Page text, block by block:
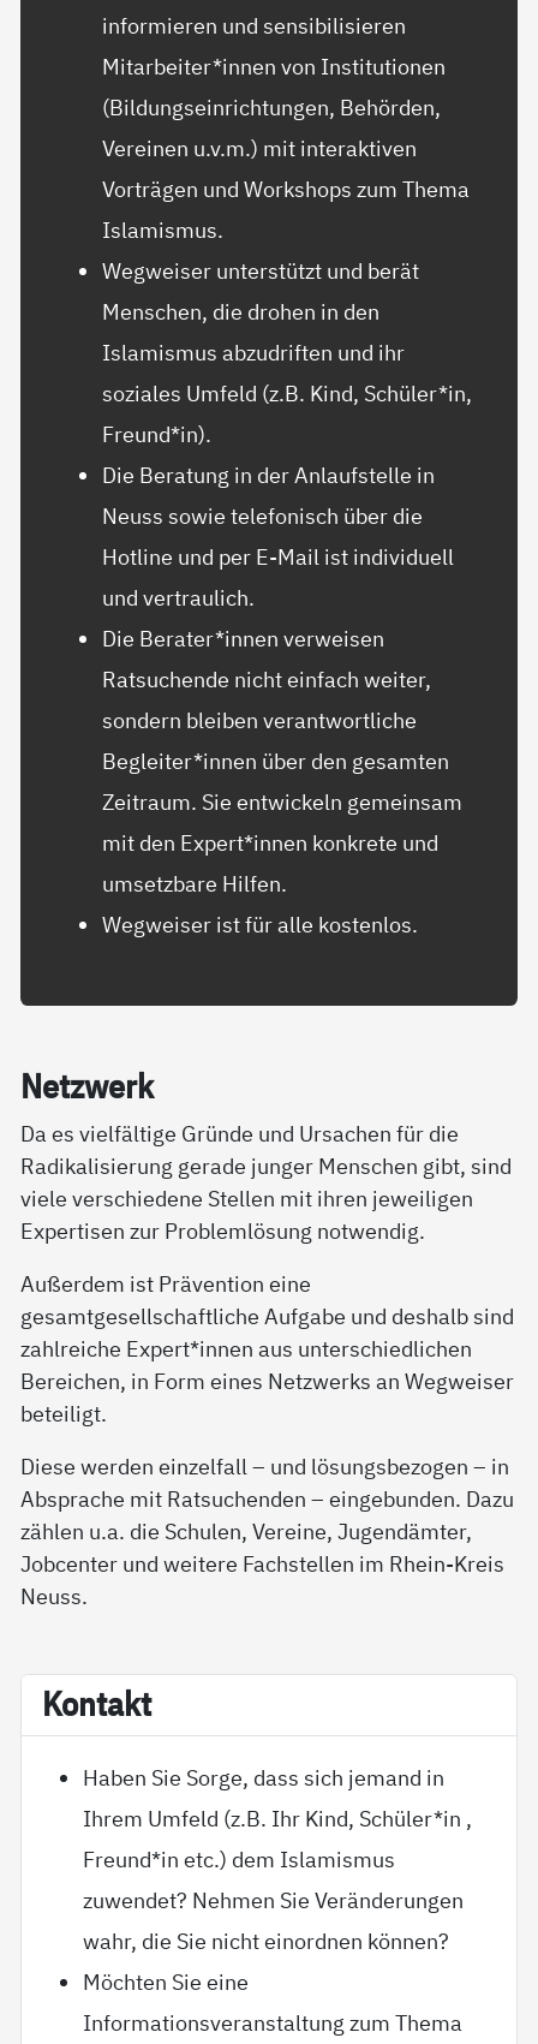
informieren und sensibilisieren
Mitarbeiter*innen von Institutionen
(Bildungseinrichtungen, Behörden,
Vereinen u.v.m.) mit interaktiven
Vorträgen und Workshops zum Thema
Islamismus.
Wegweiser unterstützt und berät
Menschen, die drohen in den
Islamismus abzudriften und ihr
soziales Umfeld (z.B. Kind, Schüler*in,
Freund*in).
Die Beratung in der Anlaufstelle in
Neuss sowie telefonisch über die
Hotline und per E-Mail ist individuell
und vertraulich.
Die Berater*innen verweisen
Ratsuchende nicht einfach weiter,
sondern bleiben verantwortliche
Begleiter*innen über den gesamten
Zeitraum. Sie entwickeln gemeinsam
mit den Expert*innen konkrete und
umsetzbare Hilfen.
Wegweiser ist für alle kostenlos.
Net­z­­werk
Da es vielfältige Gründe und Ursachen für die
Radikalisierung gerade junger Menschen gibt, sind
viele verschiedene Stellen mit ihren jeweiligen
Expertisen zur Problemlösung notwendig.
Außerdem ist Prävention eine
gesamtgesellschaftliche Aufgabe und deshalb sind
zahlreiche Expert*innen aus unterschiedlichen
Bereichen, in Form eines Netzwerks an Wegweiser
beteiligt.
Diese werden einzelfall – und lösungsbezogen – in
Absprache mit Ratsuchenden – eingebunden. Dazu
zählen u.a. die Schulen, Vereine, Jugendämter,
Jobcenter und weitere Fachstellen im Rhein-Kreis
Neuss.
Kon­takt
Haben Sie Sorge, dass sich jemand in
Ihrem Umfeld (z.B. Ihr Kind, Schüler*in ,
Freund*in etc.) dem Islamismus
zuwendet? Nehmen Sie Veränderungen
wahr, die Sie nicht einordnen können?
Möchten Sie eine
Informationsveranstaltung zum Thema